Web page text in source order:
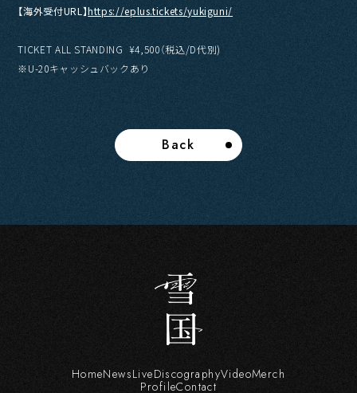
【海外受付URL】https://eplus.tickets/yukiguni/
TICKET ALL STANDING ¥4,500（税込/D代別)
※U-20キャッシュバックあり
Back
HomeNewsLiveDiscographyVideoMerch
ProfileContact